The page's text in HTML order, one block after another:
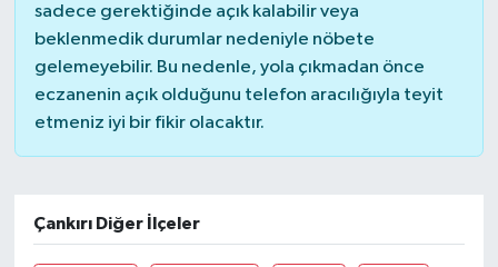
sadece gerektiğinde açık kalabilir veya
beklenmedik durumlar nedeniyle nöbete
gelemeyebilir. Bu nedenle, yola çıkmadan önce
eczanenin açık olduğunu telefon aracılığıyla teyit
etmeniz iyi bir fikir olacaktır.
Çankırı Diğer İlçeler